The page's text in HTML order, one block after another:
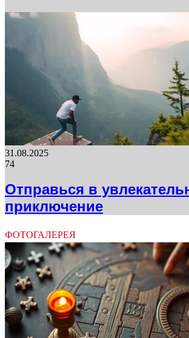
31.08.2025
74
Отправься в
приключение
ФОТОГАЛЕРЕЯ